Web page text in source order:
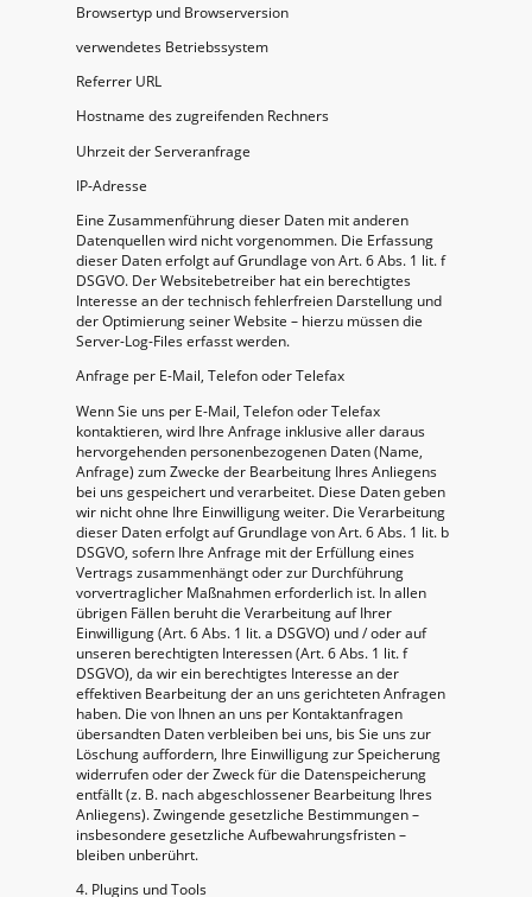
Browsertyp und Browserversion
verwendetes Betriebssystem
Referrer URL
Hostname des zugreifenden Rechners
Uhrzeit der Serveranfrage
IP-Adresse
Eine Zusammenführung dieser Daten mit anderen
Datenquellen wird nicht vorgenommen. Die Erfassung
dieser Daten erfolgt auf Grundlage von Art. 6 Abs. 1 lit. f
DSGVO. Der Websitebetreiber hat ein berechtigtes
Interesse an der technisch fehlerfreien Darstellung und
der Optimierung seiner Website – hierzu müssen die
Server-Log-Files erfasst werden.
Anfrage per E-Mail, Telefon oder Telefax
Wenn Sie uns per E-Mail, Telefon oder Telefax
kontaktieren, wird Ihre Anfrage inklusive aller daraus
hervorgehenden personenbezogenen Daten (Name,
Anfrage) zum Zwecke der Bearbeitung Ihres Anliegens
bei uns gespeichert und verarbeitet. Diese Daten geben
wir nicht ohne Ihre Einwilligung weiter. Die Verarbeitung
dieser Daten erfolgt auf Grundlage von Art. 6 Abs. 1 lit. b
DSGVO, sofern Ihre Anfrage mit der Erfüllung eines
Vertrags zusammenhängt oder zur Durchführung
vorvertraglicher Maßnahmen erforderlich ist. In allen
übrigen Fällen beruht die Verarbeitung auf Ihrer
Einwilligung (Art. 6 Abs. 1 lit. a DSGVO) und / oder auf
unseren berechtigten Interessen (Art. 6 Abs. 1 lit. f
DSGVO), da wir ein berechtigtes Interesse an der
effektiven Bearbeitung der an uns gerichteten Anfragen
haben. Die von Ihnen an uns per Kontaktanfragen
übersandten Daten verbleiben bei uns, bis Sie uns zur
Löschung auffordern, Ihre Einwilligung zur Speicherung
widerrufen oder der Zweck für die Datenspeicherung
entfällt (z. B. nach abgeschlossener Bearbeitung Ihres
Anliegens). Zwingende gesetzliche Bestimmungen –
insbesondere gesetzliche Aufbewahrungsfristen –
bleiben unberührt.
4. Plugins und Tools